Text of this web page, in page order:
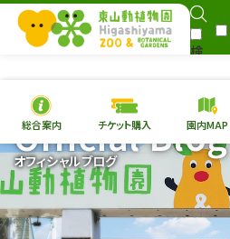
検
総合案内 チケット購入 園内MAP
オフィシャルブログ
Official Blog